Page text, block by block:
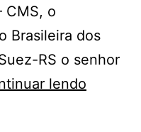
CMS, o
Brasileira dos
RS o senhor
lendo